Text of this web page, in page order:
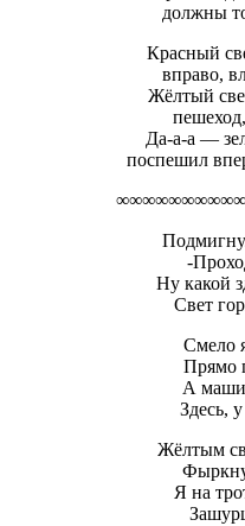
должны
Красный
вправо,
Жёлтый
Да-а-а —
поспешил
-
Ну какой
Свет
Смело
Прямо
А
Здесь,
Жёлтым
Я на